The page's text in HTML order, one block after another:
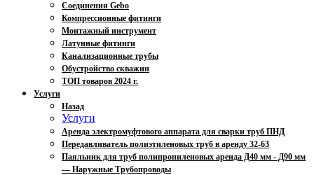
Соединения Gebo
Компрессионные фитинги
Монтажный инструмент
Латунные фитинги
Канализационные трубы
Обустройство скважин
ТОП товаров 2024 г.
Услуги
Назад
Услуги
Аренда электромуфтового аппарата для сварки труб ПНД
Передавливатель полиэтиленовых труб в аренду 32-63
Паяльник для труб полипропиленовых аренда Д40 мм - Д90 мм
— Наружные Трубопроводы